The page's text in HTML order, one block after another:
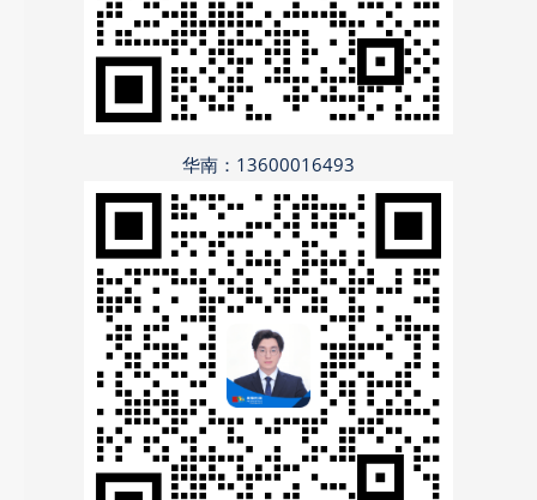
华南：13600016493